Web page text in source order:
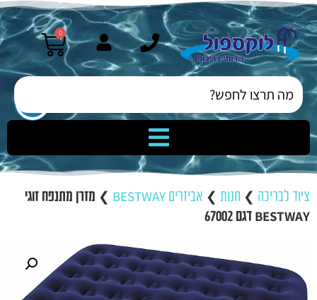
0
ציוד לבריכה ❯ חנות ❯ אביזרים BESTWAY ❯ מזרן מתנפח זוגי
BESTWAY דגם 67002